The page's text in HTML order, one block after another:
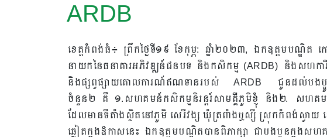
ARDB
ខេត្តកំពង់ធំ៖ ព្រឹកថ្ងៃទី១៩ ខែកុម្ភ: ឆ្នាំ២០២៣, ឯកឧត្តមបណ្ឌិត ក
នាយកនៃធនាគារអភិវឌ្ឍន៍ជនបទ និងកសិកម្ម (ARDB) និងសហ
និងផ្សព្វផ្សាយគោលការណ៍ឥណទានរបស់ ARDB ជូនដល់បងប្
ចំនួន២ គឺ ១.សហគមន៍កសិកម្មនិរន្តរ៍សាមគ្គីភូមិខ្ញុំ និង២. សហគ
ដែលមានទីតាំងស្ថិតនៅភូមិ សេរីវង្ស ឃុំត្រពាំងឬស្សី ស្រុកកំពង់ស្វាយ
ឆ្លៀតក្នុងឱកាសនេះ ឯកឧត្តមបណ្ឌិតបានពិភាក្សា ជាបងប្អូនក្នុង